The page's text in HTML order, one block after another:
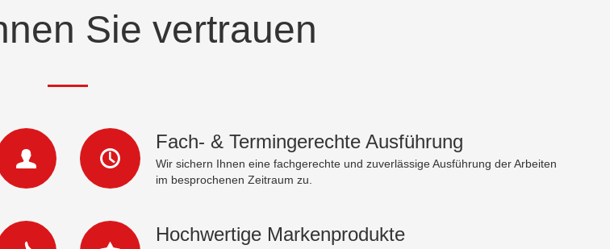
Sie vertrauen
Fach- & Termingerechte Ausführung
Wir sichern Ihnen eine fachgerechte und zuverlässige Ausführung der Arbeiten
im besprochenen Zeitraum zu.
Hochwertige Markenprodukte